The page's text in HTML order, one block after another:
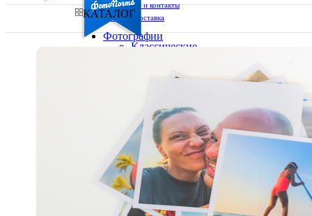
Поддержка и контакты
Оплата и доставка
Выберите из списка:
КАТАЛОГ
Фотографии
Классические
10х15
15х15
15х20
20х20
20х30
30х30
30х40
Фото
в